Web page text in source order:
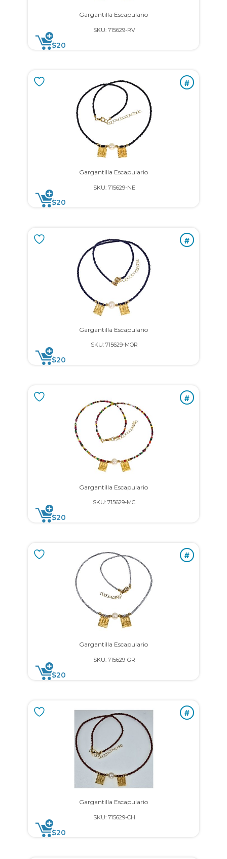
Gargantilla Escapulario
SKU: 715629-RV
$20
#
Gargantilla Escapulario
SKU: 715629-NE
$20
#
Gargantilla Escapulario
SKU: 715629-MOR
$20
#
Gargantilla Escapulario
SKU: 715629-MC
$20
#
Gargantilla Escapulario
SKU: 715629-GR
$20
#
Gargantilla Escapulario
SKU: 715629-CH
$20